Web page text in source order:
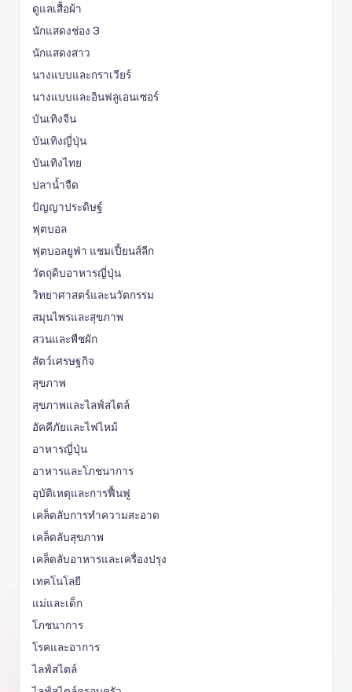
ดูแลเสื้อผ้า
นักแสดงช่อง 3
นักแสดงสาว
นางแบบและกราเวียร์
นางแบบและอินฟลูเอนเซอร์
บันเทิงจีน
บันเทิงญี่ปุ่น
บันเทิงไทย
ปลาน้ำจืด
ปัญญาประดิษฐ์
ฟุตบอล
ฟุตบอลยูฟ่า แชมเปี้ยนส์ลีก
วัตถุดิบอาหารญี่ปุ่น
วิทยาศาสตร์และนวัตกรรม
สมุนไพรและสุขภาพ
สวนและพืชผัก
สัตว์เศรษฐกิจ
สุขภาพ
สุขภาพและไลฟ์สไตล์
อัคคีภัยและไฟไหม้
อาหารญี่ปุ่น
อาหารและโภชนาการ
อุบัติเหตุและการฟื้นฟู
เคล็ดลับการทำความสะอาด
เคล็ดลับสุขภาพ
เคล็ดลับอาหารและเครื่องปรุง
เทคโนโลยี
แม่และเด็ก
โภชนาการ
โรคและอาการ
ไลฟ์สไตล์